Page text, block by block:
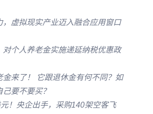
，虚拟现实产业迈入融合应用窗口
对个人养老金实施递延纳税优惠政
金来了！ 它跟退休金有何不同？如
己要不要买？
！央企出手，采购140架空客飞